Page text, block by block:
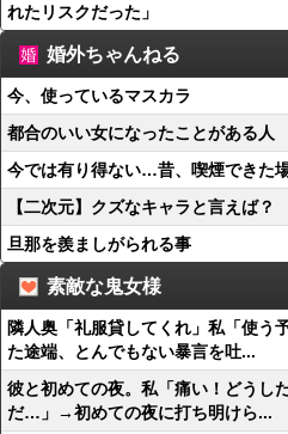
れたリスクだった」
婚外ちゃんねる
今、使っているマスカラ
都合のいい女になったことがある人
今では有り得ない…昔、喫煙できた
【二次元】クズなキャラと言えば？
旦那を羨ましがられる事
素敵な鬼女様
隣人奥「礼服貸してくれ」私「使
た途端、とんでもない暴言を吐...
彼と初めての夜。私「痛い！どうし
だ…」→初めての夜に打ち明けら...